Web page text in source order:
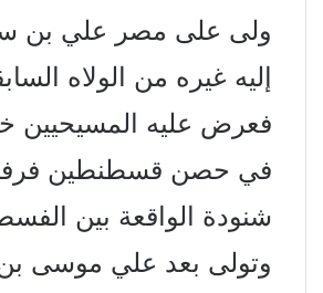
ولى على مصر علي بن
إليه غيره من الولاه
فعرض عليه المسيحيين
في حصن قسطنطين فرفض
شنودة الواقعة بين
وتولى بعد علي موسى بن